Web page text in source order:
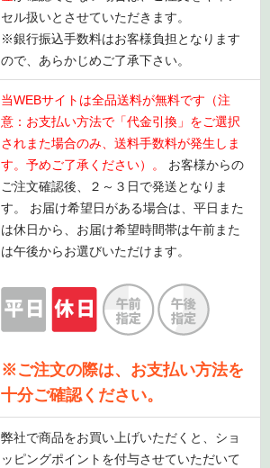
セル扱いとさせていただきます。
※銀行振込手数料はお客様負担となります
ので、あらかじめご了承下さい。
当WEBサイトは全品送料が無料です（注
意：お支払い方法で「代金引換」をご選択
されまた場合のみ、送料手数料が発生しま
す。予めご了承ください）。 お客様からの
ご注文確認後、２～３日で発送となりま
す。 お届け希望日がある場合は、平日また
は休日から、お届け希望時間帯は午前また
は午後からお選びいただけます。
※ご注文の際は、お支払い方法を
十分ご確認ください。
弊社で商品をお買い上げいただくと、ショ
ッピングポイントを付与させていただいて